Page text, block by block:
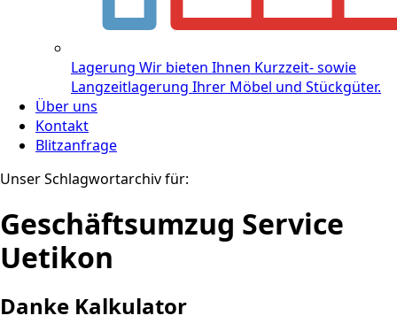
Lagerung Wir bieten Ihnen Kurzzeit- sowie
Langzeitlagerung Ihrer Möbel und Stückgüter.
Über uns
Kontakt
Blitzanfrage
Unser Schlagwortarchiv für:
Geschäftsumzug Service
Uetikon
Danke Kalkulator